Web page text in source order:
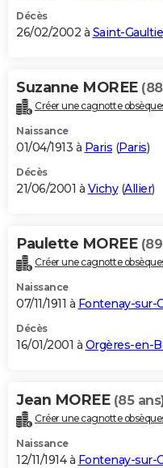
Décès
26/02/2002 à Saint-
Suzanne MOREE
Créer une cagnotte
Naissance
01/04/1913 à Paris (Paris)
Décès
21/06/2001 à Vichy(Allier)
Paulette MOREE
Créer une cagnotte
Naissance
07/11/1911 à Fontenay-sur-
Décès
16/01/2001 à Orgères-en-
Jean MOREE (85
Créer une cagnotte
Naissance
12/11/1914 à Fontenay-sur-